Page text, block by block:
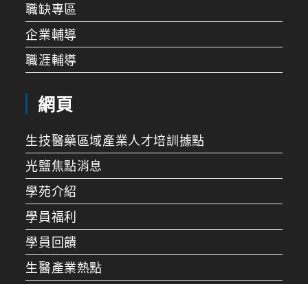
職缺專區
企業輔導
職涯輔導
網頁
生技醫藥區域產業人才培訓據點
光鹽焦點消息
學苑介紹
學員福利
學員回饋
生醫產業熱點